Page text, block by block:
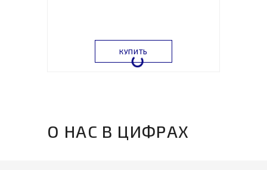
КУПИТЬ
О НАС В ЦИФРАХ